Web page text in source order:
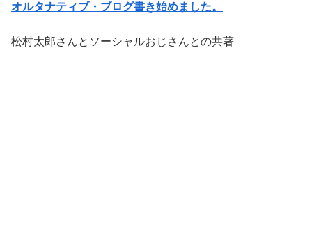
オルタナティブ・ブログ書き始めました。
松村太郎さんとソーシャルおじさんとの共著